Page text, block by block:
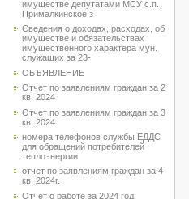
имуществе депутатами МСУ с.п.
Прималкинское з
Сведения о доходах, расходах, об
имуществе и обязательствах
имущественного характера мун.
служащих за 23-
ОБЪЯВЛЕНИЕ
Отчет по заявлениям граждан за 2
кв. 2024
Отчет по заявлениям граждан за 3
кв. 2024
номера телефонов службы ЕДДС
для обращений потребителей
теплоэнергии
отчет по заявлениям граждан за 4
кв. 2024г.
Отчет о работе за 2024 год